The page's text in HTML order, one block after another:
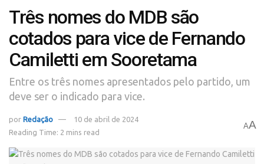
Três nomes do MDB são
cotados para vice de Fernando
Camiletti em Sooretama
Entre os três nomes apresentados pelo partido, um
deve ser o indicado para vice.
por Redação
10 de abril de 2024
Reading Time: 2 mins read
AA